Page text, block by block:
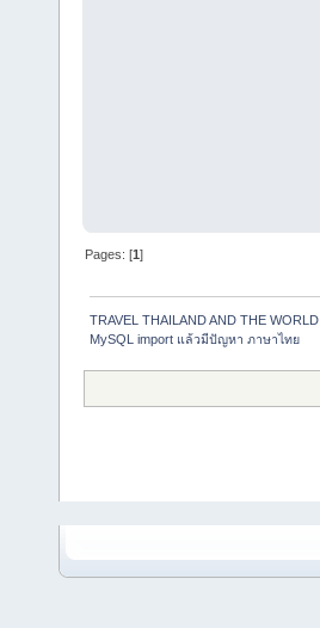
Pages: [1]
TRAVEL THAILAND AND THE WORLD
MySQL import แล้วมีปัญหา ภาษาไทย